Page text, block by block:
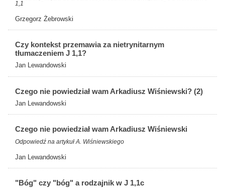
INNE
1,1
Grzegorz Żebrowski
Czy kontekst przemawia za nietrynitarnym
tłumaczeniem J 1,1?
Jan Lewandowski
Czego nie powiedział wam Arkadiusz Wiśniewski? (2)
Jan Lewandowski
Czego nie powiedział wam Arkadiusz Wiśniewski
Odpowiedź na artykuł A. Wiśniewskiego
Jan Lewandowski
"Bóg" czy "bóg" a rodzajnik w J 1,1c